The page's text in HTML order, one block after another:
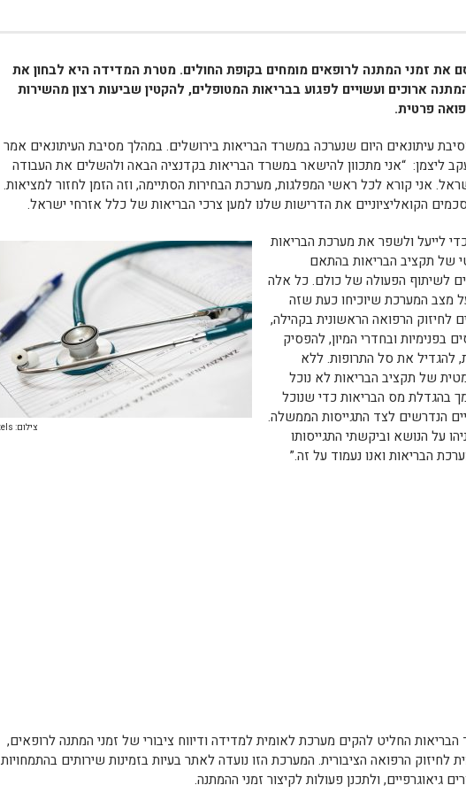
את זמני המתנה לרופאים מומחים בקופת החולים. מטרת המדידה היא לבחון את
ארוכים ועשויים לפגוע בבריאות המטופלים, להקטין שביעות רצון מהשירות
פרטית.
עיתונאים היום שנערכה במשרד הבריאות בירושלים. במהלך מסיבת העיתונאים אמר
ליצמן: “אני מתכוון להישאר במשרד הבריאות בקדנציה הבאה ולהשלים את העבודה
אני קורא לכל ראשי המפלגות, מערכת הבחירות הסתיימה, וזה הזמן לחזור למציאות.
הקואליציוניים את הדרישות שלנו למען צרכי הבריאות של כלל אזרחי ישראל.
צילום: pexels
לייעל ולשפר את מערכת הבריאות
של תקציב הבריאות בהתאם
לשיתוף הפעולה של כולם. כל אלה
מצב המערכת שיוכיחו כעת שזה
לחיזוק הרפואה הראשונית בקהילה,
בפנימיות ובחדרי המיון, להפסיק
להגדיל את סל התרופות. ללא
של תקציב הבריאות לא נוכל
בהגדלת מס הבריאות כדי שנוכל
הנדרשים לצד התגייסות הממשלה.
על הנושא וביקשתי התגייסותו
הבריאות ואנו נעמוד על זה.”
החליט להקים מערכת לאומית למדידה ודיווח ציבורי של זמני המתנה לרופאים,
לחיזוק הרפואה הציבורית. המערכת הזו נועדה לאתר בעיות בזמינות שירותים בהתמחויות
גיאוגרפיים, ולתכנן פעולות לקיצור זמני ההמתנה.